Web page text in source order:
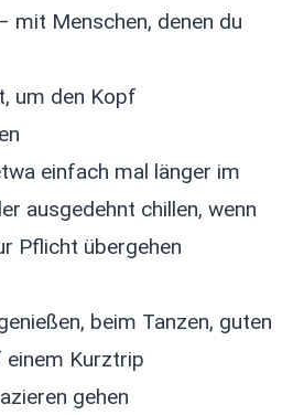
mit Menschen, denen du
um den Kopf
einfach mal länger im
ausgedehnt chillen, wenn
Pflicht übergehen
beim Tanzen, guten
einem Kurztrip
gehen